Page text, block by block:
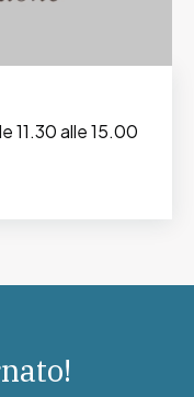
11.30 alle 15.00